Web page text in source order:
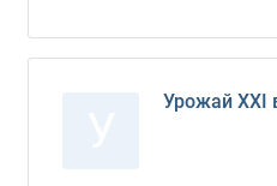
Урожай XXI